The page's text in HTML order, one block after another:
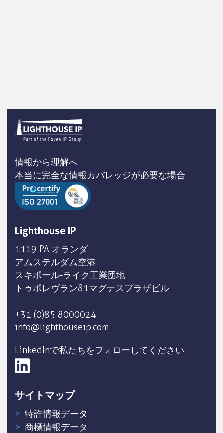
情報から理解へ
本当に完全な情報カバレッジが必要な場合
Lighthouse IP
1119 PA オランダ
アムステルダム空港
スキポール-ライク工業団地
トゥポレヴラン81マグナスプラザビル
+31 (0)85 8000024
info@lighthouseip.com
LinkedInで私たちをフォローしてください
サイトマップ
特許情報データ
商標情報データ